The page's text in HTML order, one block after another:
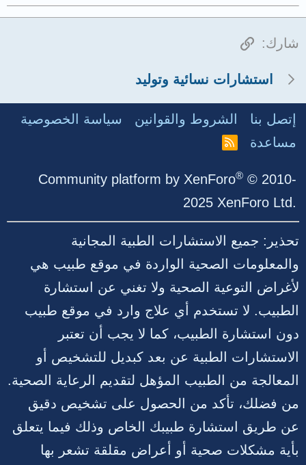
شارك: الرابط
استشارات نسائية وتوليد
إتصل بنا الشروط والقوانين
سياسة الخصوصية
مساعدة
R
Community platform by XenForo® © 2010-
2025 XenForo Ltd.
تحذير: جميع الاستشارات الطبية المجانية
والمعلومات الصحية الواردة في موقع طبيب هي
لأغراض التوعية الصحية ولا تغني عن استشارة
الطبيب. لا تستخدم أي علاج وارد في موقع طبيب
دون استشارة الطبيب، كما لا يجب أن تعتبر
الاستشارات الطبية عن بعد كبديل للتشخيص أو
المعالجة من الطبيب المؤهل لتقديم الرعاية الصحية.
من فضلك، تأكد من الحصول على تشخيص دقيق
عن طريق استشارة طبيبك الخاص وذلك فيما يتعلق
بأية مشكلات صحية أو أعراض مقلقة تشعر بها